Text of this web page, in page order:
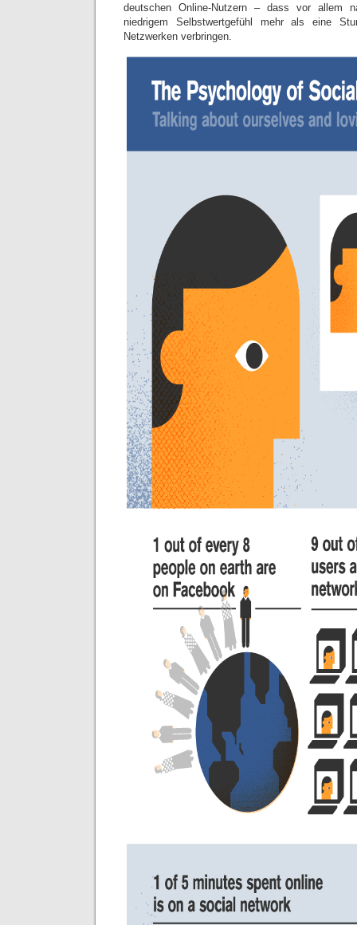
deutschen Online-Nutzern – dass vor allem
niedrigem Selbstwertgefühl mehr als eine
Netzwerken verbringen.